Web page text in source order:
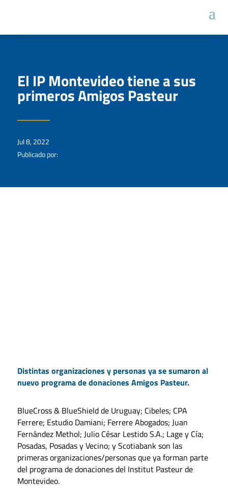
El IP Montevideo tiene a sus
primeros Amigos Pasteur
Jul 8, 2022
Publicado por:
Distintas organizaciones y personas ya se sumaron al
nuevo programa de donaciones Amigos Pasteur.
BlueCross & BlueShield de Uruguay; Cibeles; CPA
Ferrere; Estudio Damiani; Ferrere Abogados; Juan
Fernández Methol; Julio César Lestido S.A.; Lage y Cía;
Posadas, Posadas y Vecino; y Scotiabank son las
primeras organizaciones/personas que ya forman parte
del programa de donaciones del Institut Pasteur de
Montevideo.